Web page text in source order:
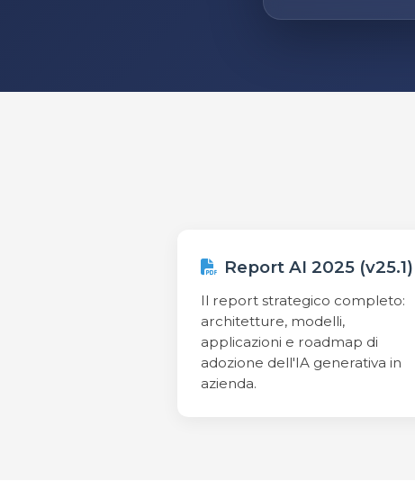
Report AI 2025 (v25.1)
Il report strategico completo:
architetture, modelli,
applicazioni e roadmap di
adozione dell'IA generativa in
azienda.